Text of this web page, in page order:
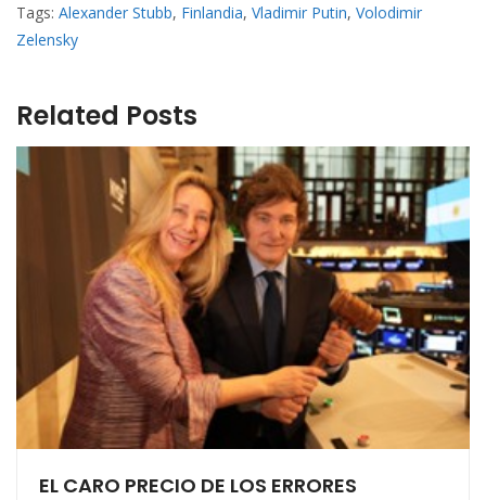
Tags: Alexander Stubb, Finlandia, Vladimir Putin, Volodimir
Zelensky
Related Posts
EL CARO PRECIO DE LOS ERRORES